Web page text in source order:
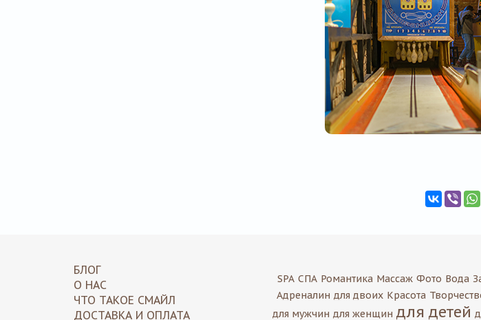
БЛОГ
О НАС
ЧТО ТАКОЕ СМАЙЛ
ДОСТАВКА И ОПЛАТА
SPA СПА Романтика Массаж Фото Вода
Адреналин для двоих Красота
для мужчин для женщин для детей